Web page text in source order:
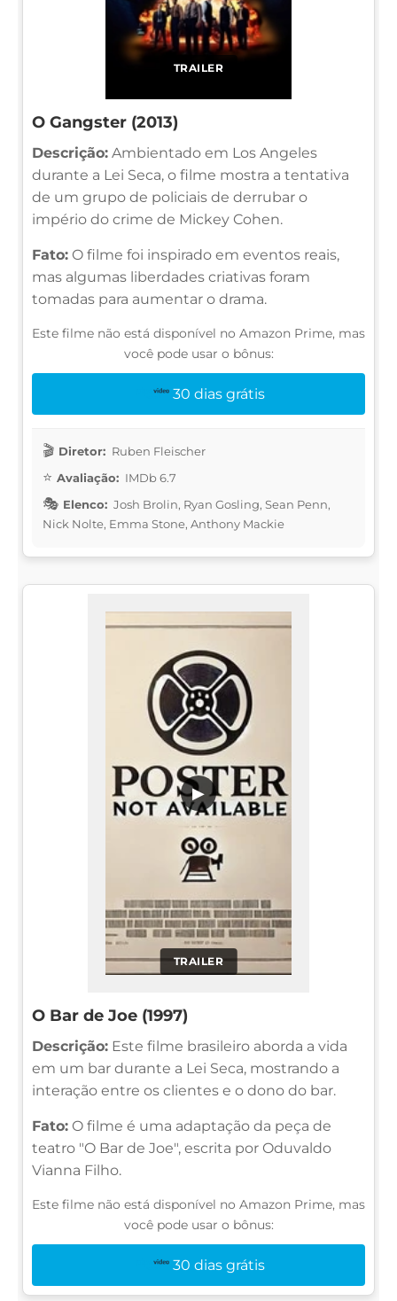
TRAILER
O Gangster (2013)
Descrição: Ambientado em Los Angeles
durante a Lei Seca, o filme mostra a tentativa
de um grupo de policiais de derrubar o
império do crime de Mickey Cohen.
Fato: O filme foi inspirado em eventos reais,
mas algumas liberdades criativas foram
tomadas para aumentar o drama.
Este filme não está disponível no Amazon Prime, mas
você pode usar o bônus:
30 dias grátis
Diretor: Ruben Fleischer
Avaliação: IMDb 6.7
Elenco: Josh Brolin, Ryan Gosling, Sean Penn,
Nick Nolte, Emma Stone, Anthony Mackie
TRAILER
▶
O Bar de Joe (1997)
Descrição: Este filme brasileiro aborda a vida
em um bar durante a Lei Seca, mostrando a
interação entre os clientes e o dono do bar.
Fato: O filme é uma adaptação da peça de
teatro "O Bar de Joe", escrita por Oduvaldo
Vianna Filho.
Este filme não está disponível no Amazon Prime, mas
você pode usar o bônus:
30 dias grátis